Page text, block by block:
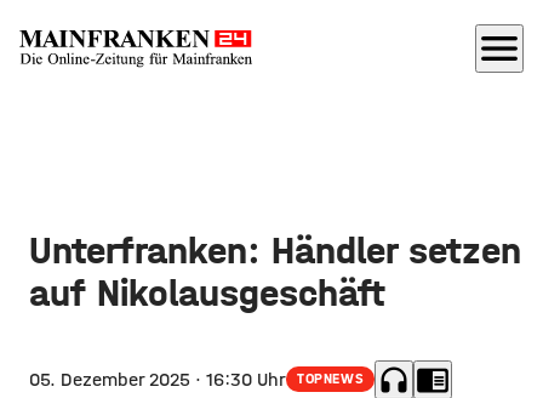
menu
Unterfranken: Händler setzen
auf Nikolausgeschäft
05. Dezember 2025 · 16:30 Uhr TOPNEWS headphones chrome_reader_mode